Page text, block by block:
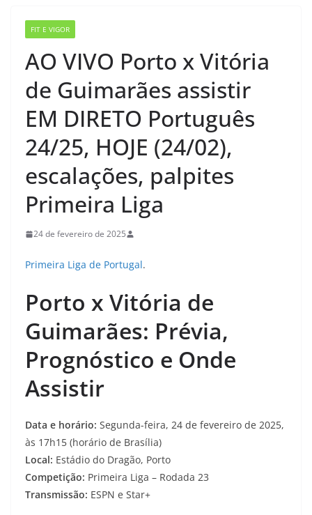
FIT E VIGOR
AO VIVO Porto x Vitória
de Guimarães assistir
EM DIRETO Português
24/25, HOJE (24/02),
escalações, palpites
Primeira Liga
24 de fevereiro de 2025
Primeira Liga de Portugal.
Porto x Vitória de
Guimarães: Prévia,
Prognóstico e Onde
Assistir
Data e horário: Segunda-feira, 24 de fevereiro de 2025,
às 17h15 (horário de Brasília)
Local: Estádio do Dragão, Porto
Competição: Primeira Liga – Rodada 23
Transmissão: ESPN e Star+